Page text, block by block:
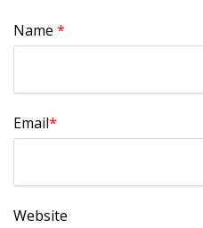
Name *
Email*
Website